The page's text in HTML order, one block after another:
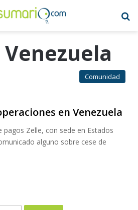
Comunidad
en Venezuela
pagos Zelle, con sede en Estados
alguno sobre cese de